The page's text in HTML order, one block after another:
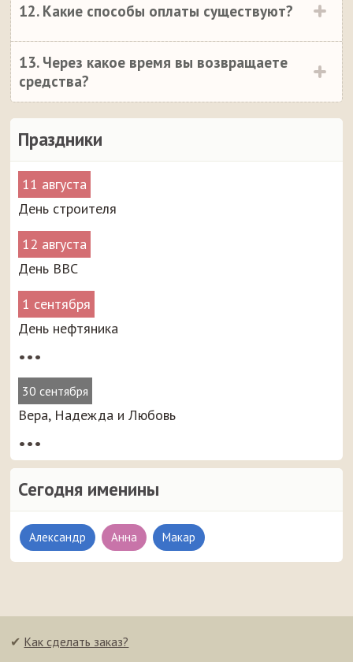
Праздники
11 августа
День строителя
12 августа
День ВВС
1 сентября
День нефтяника
•••
30 сентября
Вера, Надежда и Любовь
•••
Сегодня именины
Александр Анна Макар
12. Какие способы оплаты существуют?
13. Через какое время вы возвращаете
средства?
✔ Как сделать заказ?